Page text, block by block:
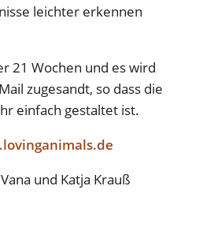
leichter erkennen
21 Wochen und es wird
zugesandt, so dass die
einfach gestaltet ist.
und Katja Krauß